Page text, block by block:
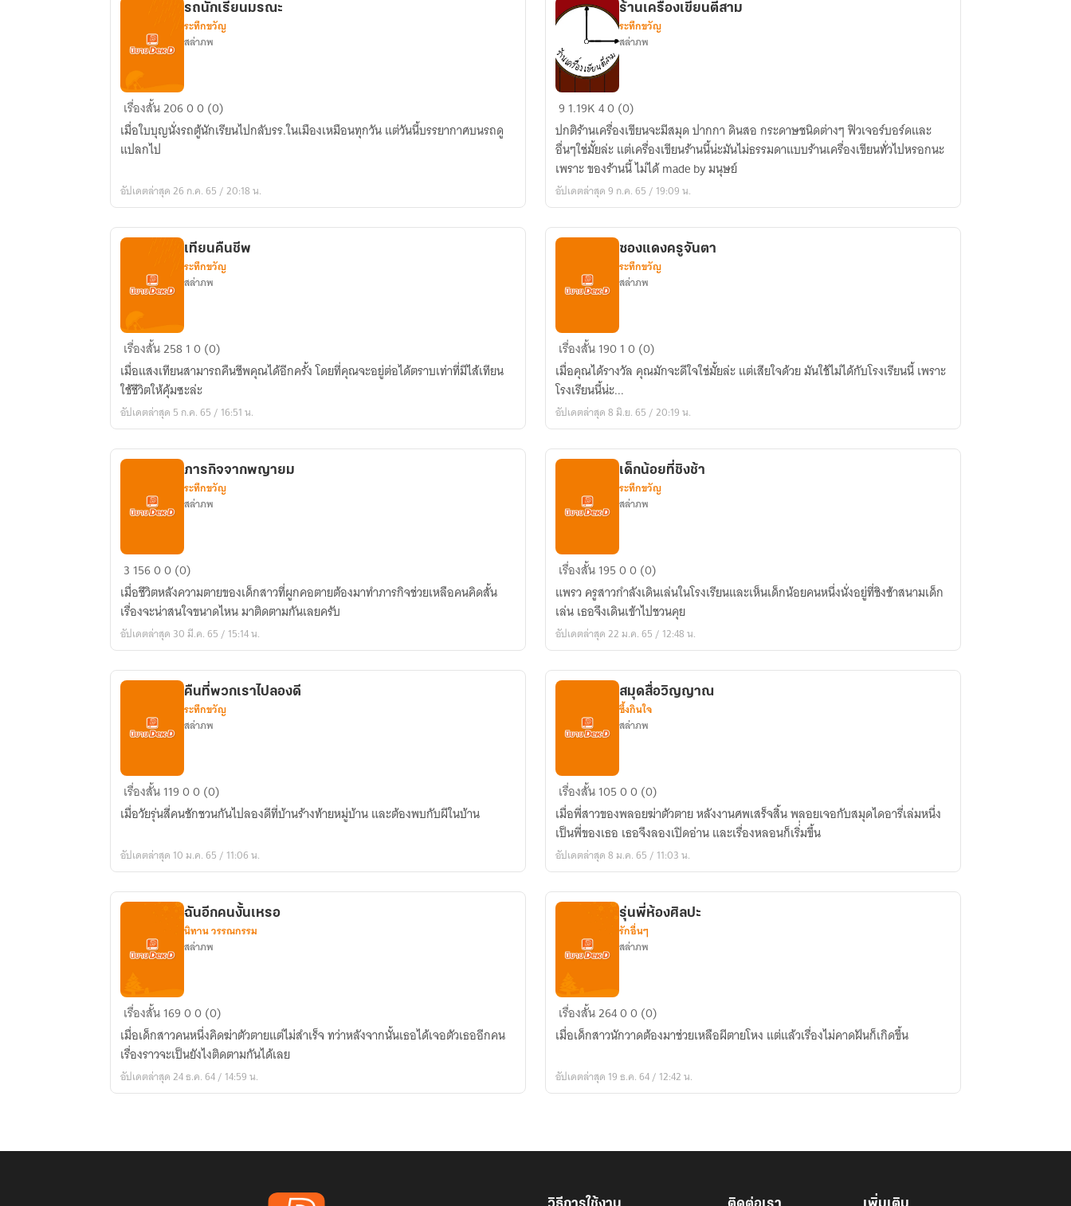
รถ
นักเรียน
มรณะ
รถนักเรียนมรณะ
ระทึกขวัญ
สล่าภพ
เรื่องสั้น20600 (0)
เมื่อใบบุญนั่งรถตู้นักเรียนไปกลับรร.ในเมืองเหมือนทุกวัน แต่วันนี้บรรยากาศบนรถดู
แปลกไป
อัปเดตล่าสุด 26 ก.ค. 65 / 20:18 น.
ร้าน
เครื่อง
เขียน
ตี
สาม
ร้านเครื่องเขียนตีสาม
ระทึกขวัญ
สล่าภพ
9 1.19K40 (0)
ปกติร้านเครื่องเขียนจะมีสมุด ปากกา ดินสอ กระดาษชนิดต่างๆ ฟิวเจอร์บอร์ดและ
อื่นๆใช่มั้ยล่ะ แต่เครื่องเขียนร้านนี้น่ะมันไม่ธรรมดาแบบร้านเครื่องเขียนทั่วไปหรอกนะ
เพราะ ของร้านนี้ ไม่ได้ made by มนุษย์
อัปเดตล่าสุด 9 ก.ค. 65 / 19:09 น.
เทียน
คืนชีพ
เทียนคืนชีพ
ระทึกขวัญ
สล่าภพ
เรื่องสั้น25810 (0)
เมื่อแสงเทียนสามารถคืนชีพคุณได้อีกครั้ง โดยที่คุณจะอยู่ต่อได้ตราบเท่าที่มีไส้เทียน
ใช้ชีวิตให้คุ้มซะล่ะ
อัปเดตล่าสุด 5 ก.ค. 65 / 16:51 น.
ซอง
แดง
ครู
จัน
ตา
ซองแดงครูจันตา
ระทึกขวัญ
สล่าภพ
เรื่องสั้น19010 (0)
เมื่อคุณได้รางวัล คุณมักจะดีใจใช่มั้ยล่ะ แต่เสียใจด้วย มันใช้ไม่ได้กับโรงเรียนนี้ เพราะ
โรงเรียนนี้น่ะ...
อัปเดตล่าสุด 8 มิ.ย. 65 / 20:19 น.
ภารกิจ
จาก
พญา
ยม
ภารกิจจากพญายม
ระทึกขวัญ
สล่าภพ
3 15600 (0)
เมื่อชีวิตหลังความตายของเด็กสาวที่ผูกคอตายต้องมาทำภารกิจช่วยเหลือคนคิดสั้น
เรื่องจะน่าสนใจขนาดไหน มาติดตามกันเลยครับ
อัปเดตล่าสุด 30 มี.ค. 65 / 15:14 น.
เด็ก
ที่
ชิงช้า
เด็กน้อยที่ชิงช้า
ระทึกขวัญ
สล่าภพ
เรื่องสั้น19500 (0)
แพรว ครูสาวกำลังเดินเล่นในโรงเรียนและเห็นเด็กน้อยคนหนึ่งนั่งอยู่ที่ชิงช้าสนามเด็ก
เล่น เธอจึงเดินเข้าไปชวนคุย
อัปเดตล่าสุด 22 ม.ค. 65 / 12:48 น.
คืน
ที่
พวก
ไป
คืนที่พวกเราไปลองดี
ระทึกขวัญ
สล่าภพ
เรื่องสั้น11900 (0)
เมื่อวัยรุ่นสี่คนชักชวนกันไปลองดีที่บ้านร้างท้ายหมู่บ้าน และต้องพบกับผีในบ้าน
อัปเดตล่าสุด 10 ม.ค. 65 / 11:06 น.
สมุด
สื่อ
วิญญาณ
สมุดสื่อวิญญาณ
ซึ้งกินใจ
สล่าภพ
เรื่องสั้น10500 (0)
เมื่อพี่สาวของพลอยฆ่าตัวตาย หลังงานศพเสร็จสิ้น พลอยเจอกับสมุดไดอารี่เล่มหนึ่ง
เป็นพี่ของเธอ เธอจึงลองเปิดอ่าน และเรื่องหลอนก็เริ่่มขึ้น
อัปเดตล่าสุด 8 ม.ค. 65 / 11:03 น.
ฉัน
อีก
คน
งั้น
เหรอ
ฉันอีกคนงั้นเหรอ
นิทาน วรรณกรรม
สล่าภพ
เรื่องสั้น16900 (0)
เมื่อเด็กสาวคนหนึ่งคิดฆ่าตัวตายแต่ไม่สำเร็จ ทว่าหลังจากนั้นเธอได้เจอตัวเธออีกคน
เรื่องราวจะเป็นยังไงติดตามกันได้เลย
อัปเดตล่าสุด 24 ธ.ค. 64 / 14:59 น.
รุ่น
พี่
ห้อง
รุ่นพี่ห้องศิลปะ
รักอื่นๆ
สล่าภพ
เรื่องสั้น26400 (0)
เมื่อเด็กสาวนักวาดต้องมาช่วยเหลือผีตายโหง แต่แล้วเรื่องไม่คาดฝันก็เกิดขึ้น
อัปเดตล่าสุด 19 ธ.ค. 64 / 12:42 น.